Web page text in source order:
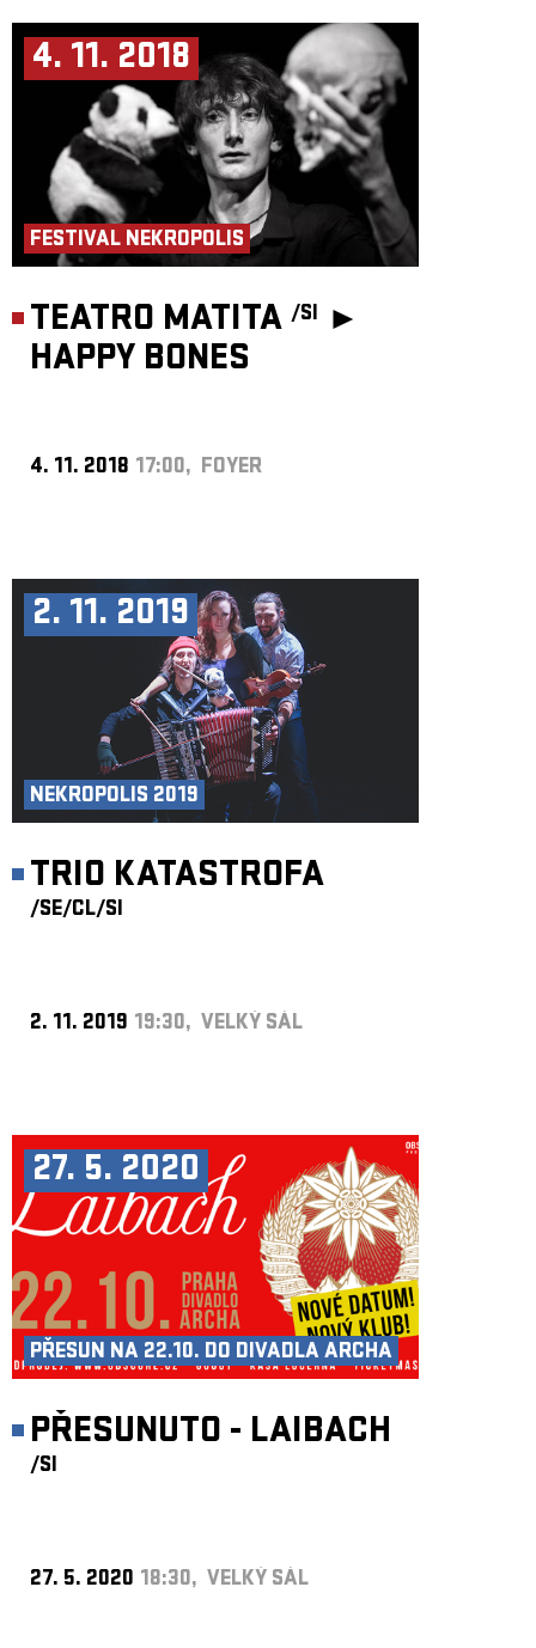
4. 11. 2018
FESTIVAL NEKROPOLIS
TEATRO MATITA /SI ►
HAPPY BONES
4. 11. 2018 17:00, FOYER
2. 11. 2019
NEKROPOLIS 2019
TRIO KATASTROFA
/SE/CL/SI
2. 11. 2019 19:30, VELKÝ SÁL
27. 5. 2020
PŘESUN NA 22.10. DO DIVADLA ARCHA
PŘESUNUTO - LAIBACH
/SI
27. 5. 2020 18:30, VELKÝ SÁL